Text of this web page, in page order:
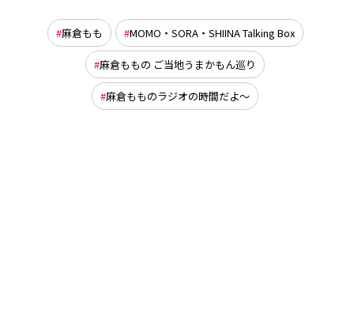
麻倉もも MOMO・SORA・SHIINA Talking Box
麻倉ももの ご当地うまかもん巡り
麻倉もものラジオの時間だよ～